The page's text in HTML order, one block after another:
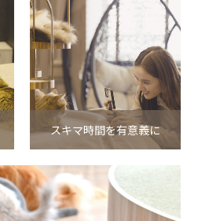
スキマ時間を有意義に